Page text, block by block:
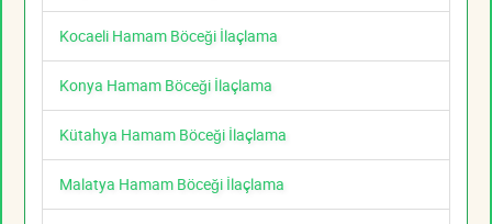
Kocaeli Hamam Böceği İlaçlama
Konya Hamam Böceği İlaçlama
Kütahya Hamam Böceği İlaçlama
Malatya Hamam Böceği İlaçlama